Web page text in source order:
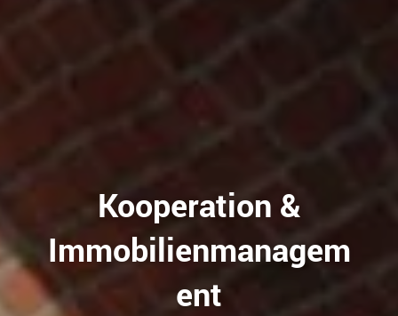
Kooperation &
Immobilienmanagem
ent